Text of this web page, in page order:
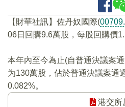
【財華社訊】佐丹奴國際(
06日回購9.6萬股，每股回購價
本年內至今為止(自普通決議案
为130萬股，佔於普通決議案通
0.082%。
港交所